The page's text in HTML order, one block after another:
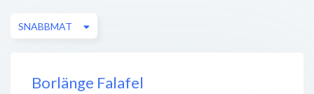
SNABBMAT
Borlänge Falafel